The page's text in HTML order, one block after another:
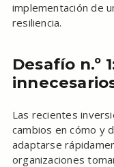
implementación de
resiliencia.
Desafío n.º
Las recientes
cambios en cómo y
adaptarse
organizaciones